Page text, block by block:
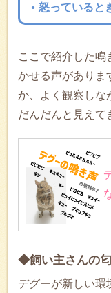
怒っていると
ここで紹介した鳴
かせる声がありま
か、よく観察しな
だんだんと見えて
◆飼い主さんの
デグーが新しい環